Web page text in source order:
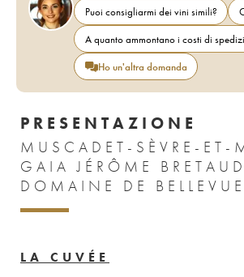
Puoi consigliarmi dei vini simili?
A quanto ammontano i costi di
Ho un'altra domanda
PRESENTAZIONE
MUSCADET-SÈVRE-ET-
GAIA JÉRÔME
LA CUVÉE